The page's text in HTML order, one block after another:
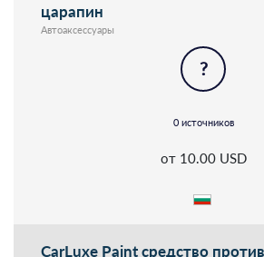
царапин
Автоаксессуары
?
0 источников
от 10.00 USD
CarLuxe Paint cредство